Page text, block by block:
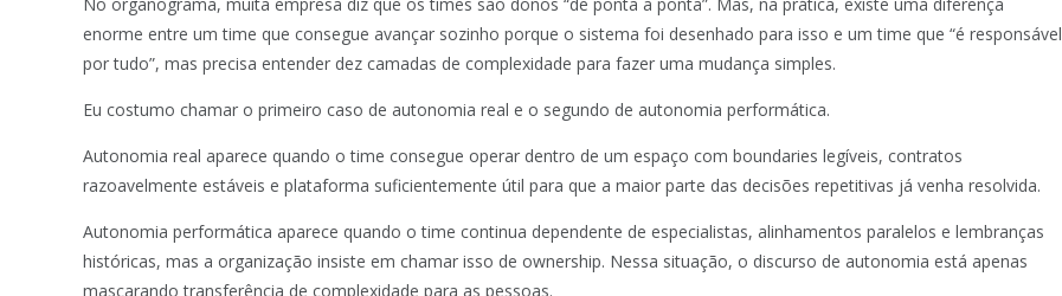
enorme entre um time que consegue avançar sozinho porque o sistema foi desenhado para isso e um time que “é responsável
por tudo”, mas precisa entender dez camadas de complexidade para fazer uma mudança simples.
Eu costumo chamar o primeiro caso de autonomia real e o segundo de autonomia performática.
Autonomia real aparece quando o time consegue operar dentro de um espaço com boundaries legíveis, contratos
razoavelmente estáveis e plataforma suficientemente útil para que a maior parte das decisões repetitivas já venha resolvida.
Autonomia performática aparece quando o time continua dependente de especialistas, alinhamentos paralelos e lembranças
históricas, mas a organização insiste em chamar isso de ownership. Nessa situação, o discurso de autonomia está apenas
mascarando transferência de complexidade para as pessoas.